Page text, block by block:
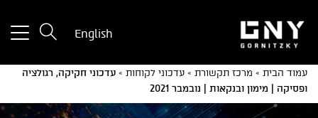
English
עמוד הבית » מרכז תקשורת » עדכוני לקוחות » עדכוני חקיקה, רגולציה
ופסיקה | מימון ובנקאות | נובמבר 2021